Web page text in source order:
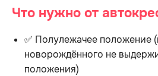
Что нужно от
✅ Полулежачее положение
новорождённого не
положения)